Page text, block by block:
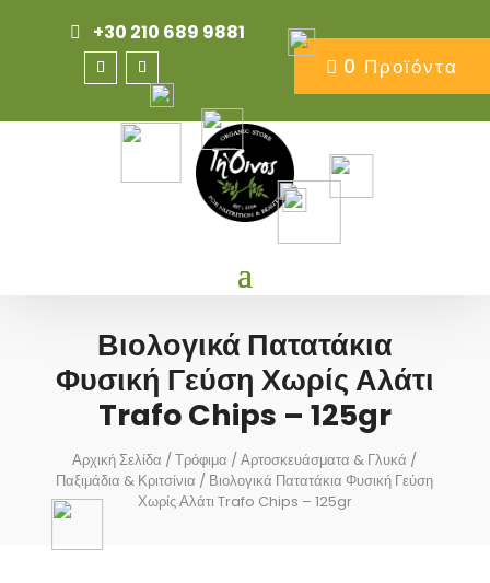
+30 210 689 9881
0 Προϊόντα
Βιολογικά Πατατάκια
Φυσική Γεύση Χωρίς Αλάτι
Trafo Chips – 125gr
Αρχική Σελίδα /Τρόφιμα /Αρτοσκευάσματα & Γλυκά /
Παξιμάδια & Κριτσίνια / Βιολογικά Πατατάκια Φυσική Γεύση
Χωρίς Αλάτι Trafo Chips – 125gr